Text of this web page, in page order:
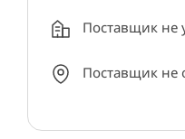
Поставщик не
Поставщик не